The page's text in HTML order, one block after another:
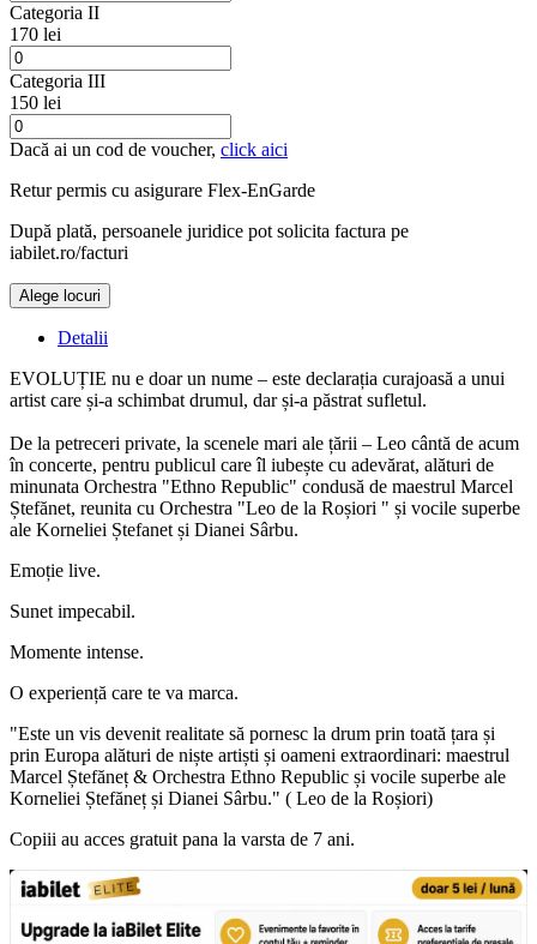
Categoria II
170 lei
Categoria III
150 lei
Dacă ai un cod de voucher, click aici
Retur permis cu asigurare Flex-EnGarde
După plată, persoanele juridice pot solicita factura pe
iabilet.ro/facturi
Alege locuri
Detalii
EVOLUȚIE nu e doar un nume – este declarația curajoasă a unui
artist care și-a schimbat drumul, dar și-a păstrat sufletul.
De la petreceri private, la scenele mari ale țării – Leo cântă de acum
în concerte, pentru publicul care îl iubește cu adevărat, alături de
minunata Orchestra "Ethno Republic" condusă de maestrul Marcel
Ștefănet, reunita cu Orchestra "Leo de la Roșiori " și vocile superbe
ale Korneliei Ștefanet și Dianei Sârbu.
Emoție live.
Sunet impecabil.
Momente intense.
O experiență care te va marca.
"Este un vis devenit realitate să pornesc la drum prin toată țara și
prin Europa alături de niște artiști și oameni extraordinari: maestrul
Marcel Ștefăneț & Orchestra Ethno Republic și vocile superbe ale
Korneliei Ștefăneț și Dianei Sârbu." ( Leo de la Roșiori)
Copiii au acces gratuit pana la varsta de 7 ani.